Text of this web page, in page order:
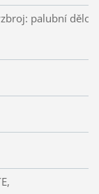
palubní dělo